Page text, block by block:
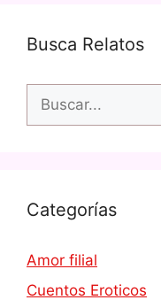
Busca Relatos
Buscar:
Categorías
Amor filial
Cuentos Eroticos